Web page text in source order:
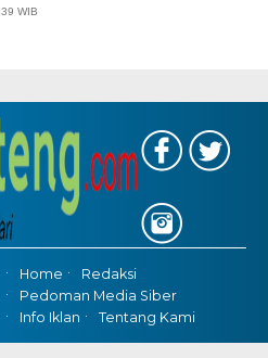
WIB
Home
Redaksi
Pedoman Media Siber
Info Iklan
Tentang Kami